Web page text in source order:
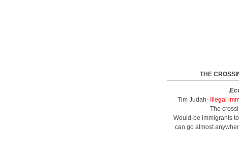
THE
Tim Judah-
Illegal
The
Would-be immigrants
can go almost